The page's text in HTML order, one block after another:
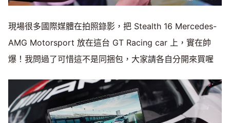
現場很多國際媒體在拍照錄影，把 Stealth 16 Mercedes-
AMG Motorsport 放在這台 GT Racing car 上，實在帥
爆！我問過了可惜這不是同捆包，大家請各自分開來買喔